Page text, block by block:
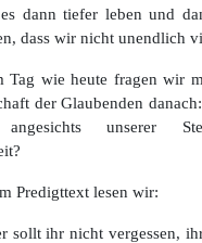
dann tiefer leben und
dass wir nicht unendlich
Tag wie heute fragen wir
der Glaubenden danach:
unserer
Predigttext lesen wir:
sollt ihr nicht vergessen,